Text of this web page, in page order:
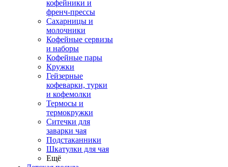
кофейники и
френч-прессы
Сахарницы и
молочники
Кофейные сервизы
и наборы
Кофейные пары
Кружки
Гейзерные
кофеварки, турки
и кофемолки
Термосы и
термокружки
Ситечки для
заварки чая
Подстаканники
Шкатулки для чая
Ещё